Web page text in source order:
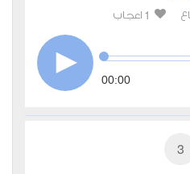
1 اعجاب
00:00
3